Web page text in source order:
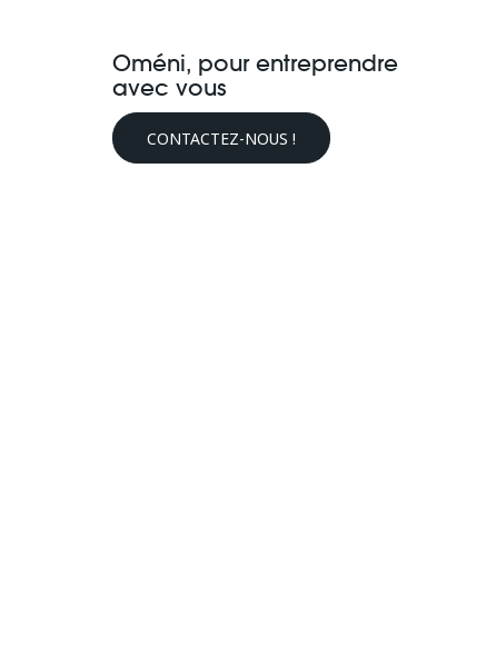
Oméni, pour entreprendre
avec vous
CONTACTEZ-NOUS !